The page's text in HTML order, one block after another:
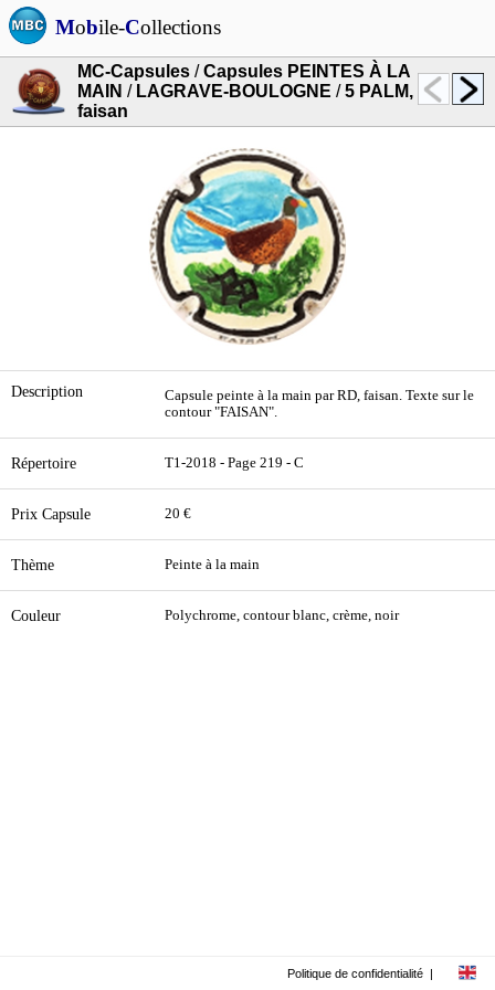
Mobile-Collections
MC-Capsules /Capsules PEINTES À LA
MAIN / LAGRAVE-BOULOGNE /5 PALM,
faisan
Description
Capsule peinte à la main par RD, faisan. Texte sur le
contour "FAISAN".
Répertoire T1-2018 - Page 219 - C
Prix Capsule 20 €
Thème Peinte à la main
Couleur Polychrome, contour blanc, crème, noir
Politique de confidentialité |